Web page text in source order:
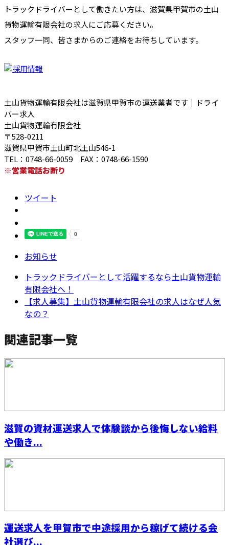
トラックドライバーとして働きたい方は、滋賀県甲賀市の土山
貨物運輸有限会社の求人にご応募ください。
スタッフ一同、皆さまからのご連絡をお待ちしています。
土山貨物運輸有限会社は滋賀県甲賀市の運送業者です｜ドライ
バー求人
土山貨物運輸有限会社
〒528-0211
滋賀県甲賀市土山町北土山546-1
TEL：0748-66-0059 FAX：0748-66-1590
※営業電話お断り
ツイート
お知らせ
トラックドライバーとして活躍するなら土山貨物運輸
有限会社へ！
【求人募集】土山貨物運輸有限会社の求人はなぜ人気
なの？
関連記事一覧
滋賀の資材運送求人で体験談から後悔しない給料
や働き...
運送求人を甲賀市で中途採用から稼げて続ける会
社選び...